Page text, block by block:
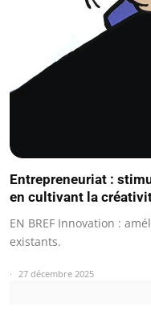
Entrepreneuriat :
en cultivant la
EN BREF Innovation :
existants.
27 décembre 2025